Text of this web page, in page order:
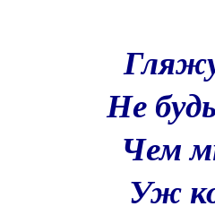
Не
Чем
Уж